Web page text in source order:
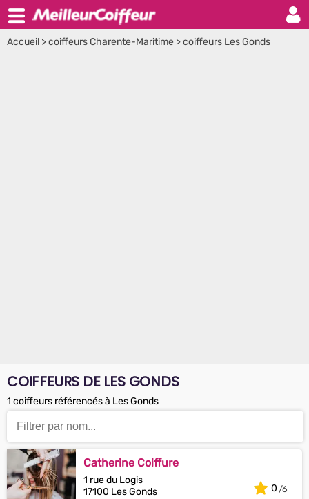
Accueil >coiffeurs Charente-Maritime >coiffeurs Les Gonds
COIFFEURS DE LES GONDS
1 coiffeurs référencés à Les Gonds
Catherine Coiffure
1 rue du Logis
17100 Les Gonds
0